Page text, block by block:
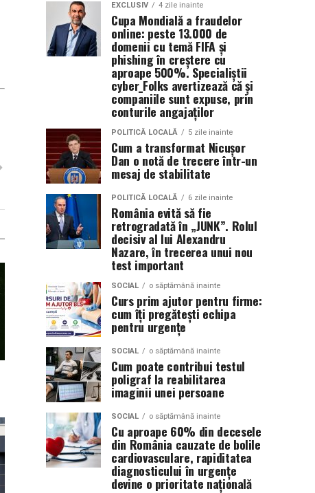
EXCLUSIV 4 zile inainte
Cupa Mondială a fraudelor
online: peste 13.000 de
domenii cu temă FIFA și
phishing în creștere cu
aproape 500%. Specialiștii
cyber_Folks avertizează că și
companiile sunt expuse, prin
conturile angajaților
POLITICĂ LOCALĂ 5 zile inainte
Cum a transformat Nicușor
Dan o notă de trecere într-un
mesaj de stabilitate
POLITICĂ LOCALĂ 6 zile inainte
România evită să fie
retrogradată în „JUNK”. Rolul
decisiv al lui Alexandru
Nazare, în trecerea unui nou
test important
SOCIAL o săptămână inainte
Curs prim ajutor pentru firme:
cum îți pregătești echipa
pentru urgențe
SOCIAL o săptămână inainte
Cum poate contribui testul
poligraf la reabilitarea
imaginii unei persoane
SOCIAL o săptămână inainte
Cu aproape 60% din decesele
din România cauzate de bolile
cardiovasculare, rapiditatea
diagnosticului în urgențe
devine o prioritate națională